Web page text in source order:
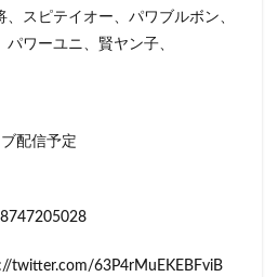
スピテイオー、パワブルボン、
ワーユニ、賢ヤン子、
配信予定
twitter.com/63P4rMuEKEBFviB